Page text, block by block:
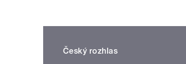
Český rozhlas